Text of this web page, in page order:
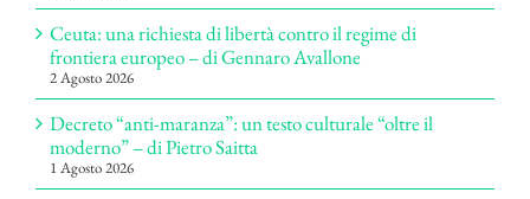
Ceuta: una richiesta di libertà contro il regime di
frontiera europeo – di Gennaro Avallone
2 Agosto 2026
Decreto “anti-maranza”: un testo culturale “oltre il
moderno” – di Pietro Saitta
1 Agosto 2026